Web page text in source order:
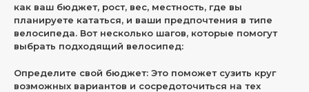
как ваш бюджет, рост, вес, местность, где вы
планируете кататься, и ваши предпочтения в типе
велосипеда. Вот несколько шагов, которые помогут
выбрать подходящий велосипед:
Определите свой бюджет: Это поможет сузить круг
возможных вариантов и сосредоточиться на тех